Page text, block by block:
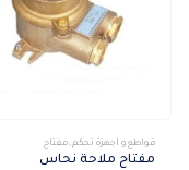
قواطع و أجهزة تحكم, مفتاح
مفتاح ملاحة نحاس